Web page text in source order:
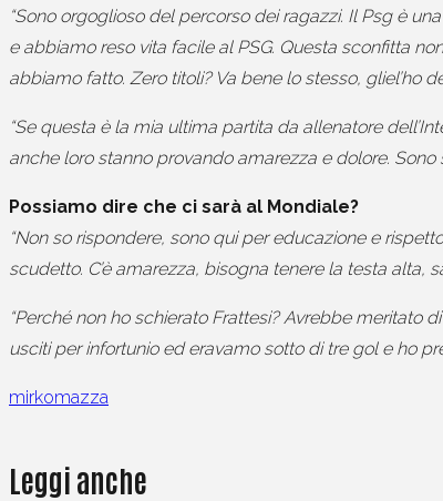
“Sono orgoglioso del percorso dei ragazzi. Il Psg è
e abbiamo reso vita facile al PSG. Questa sconfitta
abbiamo fatto. Zero titoli? Va bene lo stesso, gliel’ho
“Se questa è la mia ultima partita da allenatore
anche loro stanno provando amarezza e dolore.
Possiamo dire che ci sarà al Mondiale?
“Non so rispondere, sono qui per educazione e
scudetto. C’è amarezza, bisogna tenere la testa
“Perché non ho schierato Frattesi? Avrebbe meritato
usciti per infortunio ed eravamo sotto di tre gol e ho
mirkomazza
Leggi anche